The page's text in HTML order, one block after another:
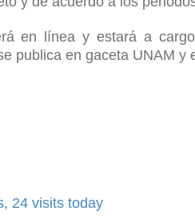
en línea y estará a
publica en gaceta UNAM y
24 visits today